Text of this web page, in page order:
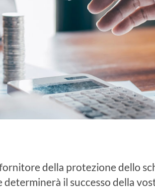
della protezione dello
il successo della